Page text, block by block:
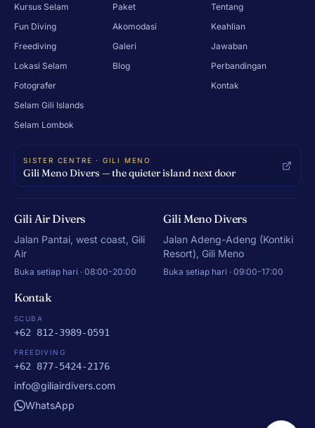
Kursus Selam
Fun Diving
Freediving
Lokasi Selam
Fotografer
Selam Gili Islands
Selam Lombok
Paket
Akomodasi
Galeri
Blog
Tentang
Keahlian
Jawaban
Perbandingan
Kontak
SISTER CENTRE · GILI MENO
Gili Meno Divers — the quieter island next door
Gili Air Divers
Jalan Pantai, west coast, Gili
Air
Buka setiap hari · 08:00-20:00
Gili Meno Divers
Jalan Adeng-Adeng (Kontiki
Resort), Gili Meno
Buka setiap hari · 09:00-17:00
Kontak
SCUBA
+62 812-3989-0591
FREEDIVING
+62 877-5424-2176
info@giliairdivers.com
WhatsApp